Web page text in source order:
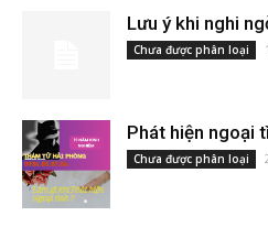
Lưu ý khi nghi
Chưa được phân loại
Phát hiện ngoại
Chưa được phân loại